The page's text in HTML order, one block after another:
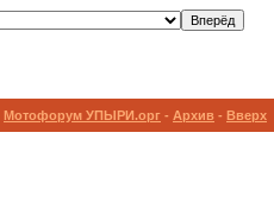
Мотофорум УПЫРИ.орг - Архив - Вверх